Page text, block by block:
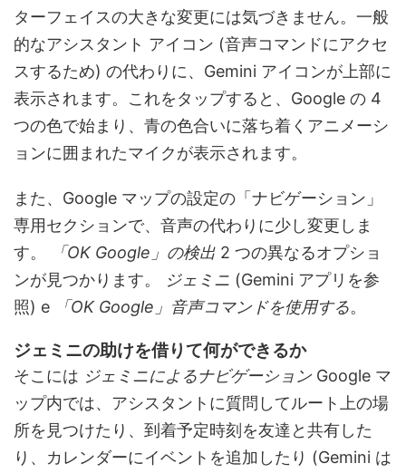
ターフェイスの大きな変更には気づきません。一般
的なアシスタント アイコン (音声コマンドにアクセ
スするため) の代わりに、Gemini アイコンが上部に
表示されます。これをタップすると、Google の 4
つの色で始まり、青の色合いに落ち着くアニメーシ
ョンに囲まれたマイクが表示されます。
また、Google マップの設定の「ナビゲーション」
専用セクションで、音声の代わりに少し変更しま
す。
「OK Google」の検出 2 つの異なるオプショ
ンが見つかります。
ジェミニ (Gemini アプリを参
照) e
「OK Google」音声コマンドを使用する。
ジェミニの助けを借りて何ができるか
そこには ジェミニによるナビゲーション Google マ
ップ内では、アシスタントに質問してルート上の場
所を見つけたり、到着予定時刻を友達と共有した
り、カレンダーにイベントを追加したり (Gemini は